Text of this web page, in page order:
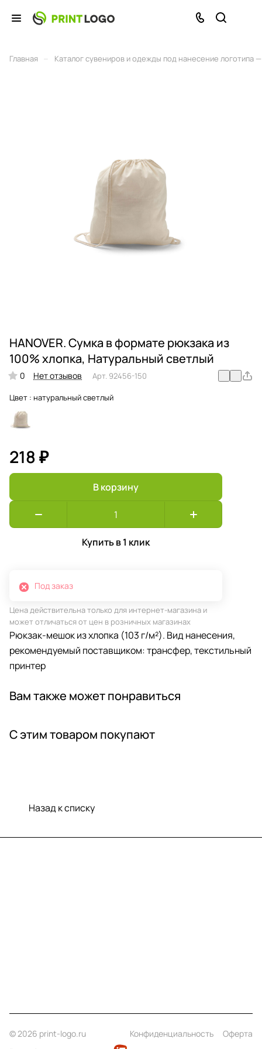
Главная Каталог сувениров и одежды под нанесение логотипа
HANOVER. Сумка в формате рюкзака из
100% хлопка, Натуральный светлый
0 Нет отзывов Арт. 92456-150
Цвет : натуральный светлый
218 ₽
В корзину
Купить в 1 клик
Под заказ
Цена действительна только для интернет-магазина и
может отличаться от цен в розничных магазинах
Рюкзак-мешок из хлопка (103 г/м²). Вид нанесения,
рекомендуемый поставщиком: трансфер, текстильный
принтер
Вам также может понравиться
С этим товаром покупают
Назад к списку
© 2026 print-logo.ru Конфиденциальность
Оферта